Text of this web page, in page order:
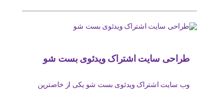
طراحی سایت اشتراک ویدئوی بست شو
وب سایت اشتراک ویدئوی بست شو یکی از خاصترین